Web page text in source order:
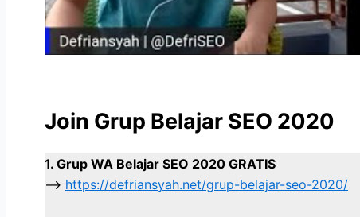
Join Grup Belajar SEO 2020
1. Grup WA Belajar SEO 2020 GRATIS
–> https://defriansyah.net/grup-belajar-seo-2020/